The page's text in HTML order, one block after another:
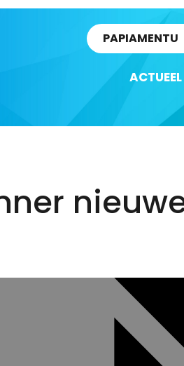
PAPIAMENTU
ACTUEEL